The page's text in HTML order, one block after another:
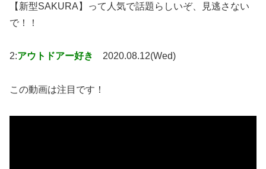
【新型SAKURA】って人気で話題らしいぞ、見逃さない
で！！
2:アウトドアー好き 2020.08.12(Wed)
この動画は注目です！